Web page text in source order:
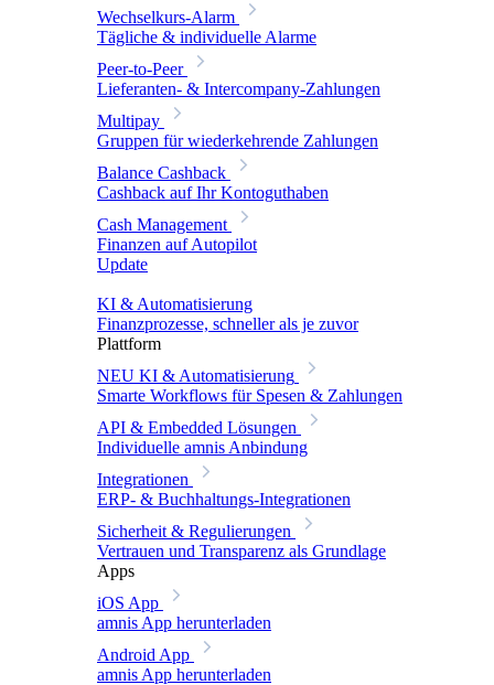
Wechselkurs-Alarm
Tägliche & individuelle Alarme
Peer-to-Peer
Lieferanten- & Intercompany-Zahlungen
Multipay
Gruppen für wiederkehrende Zahlungen
Balance Cashback
Cashback auf Ihr Kontoguthaben
Cash Management
Finanzen auf Autopilot
Update
KI & Automatisierung
Finanzprozesse, schneller als je zuvor
Plattform
NEU KI & Automatisierung
Smarte Workflows für Spesen & Zahlungen
API & Embedded Lösungen
Individuelle amnis Anbindung
Integrationen
ERP- & Buchhaltungs-Integrationen
Sicherheit & Regulierungen
Vertrauen und Transparenz als Grundlage
Apps
iOS App
amnis App herunterladen
Android App
amnis App herunterladen